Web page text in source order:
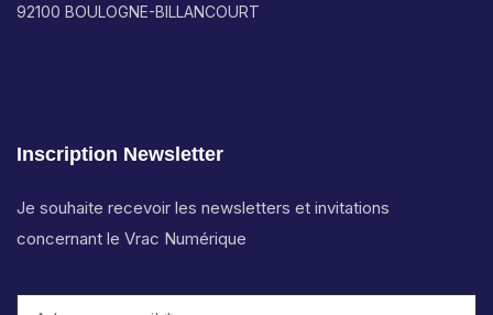
92100 BOULOGNE-BILLANCOURT
Inscription Newsletter
Je souhaite recevoir les newsletters et invitations
concernant le Vrac Numérique